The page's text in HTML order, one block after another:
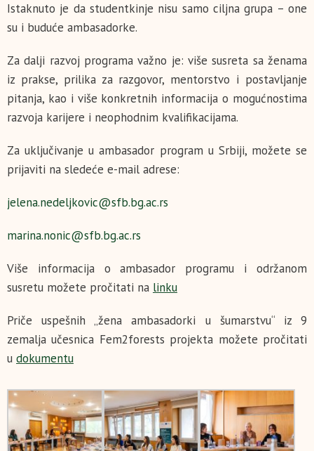
Istaknuto je da studentkinje nisu samo ciljna grupa – one
su i buduće ambasadorke.
Za dalji razvoj programa važno je: više susreta sa ženama
iz prakse, prilika za razgovor, mentorstvo i postavljanje
pitanja, kao i više konkretnih informacija o mogućnostima
razvoja karijere i neophodnim kvalifikacijama.
Za uključivanje u ambasador program u Srbiji, možete se
prijaviti na sledeće e-mail adrese:
jelena.nedeljkovic@sfb.bg.ac.rs
marina.nonic@sfb.bg.ac.rs
Više informacija o ambasador programu i održanom
susretu možete pročitati na linku
Priče uspešnih „žena ambasadorki u šumarstvu“ iz 9
zemalja učesnica Fem2forests projekta možete pročitati
u dokumentu